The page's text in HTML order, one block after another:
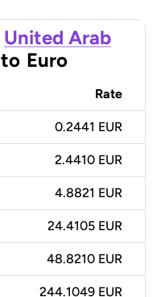
United Arab
to Euro
Rate
0.2441 EUR
2.4410 EUR
4.8821 EUR
24.4105 EUR
48.8210 EUR
244.1049 EUR